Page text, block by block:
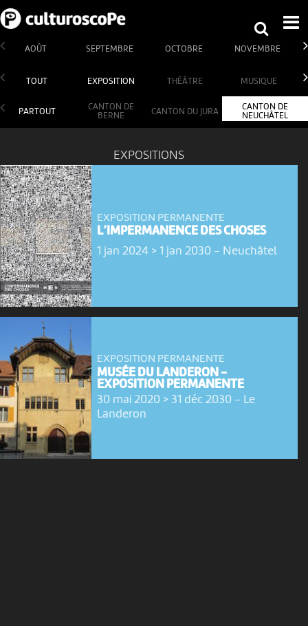
AOÛT SEPTEMBRE OCTOBRE NOVEMBRE
TOUT EXPOSITION THÉÂTRE MUSIQUE
PARTOUT
CANTON DE
BERNE
CANTON DU JURA
CANTON DE
NEUCHÂTEL
EXPOSITIONS
EXPOSITION PERMANENTE
L’IMPERMANENCE DES CHOSES
1 jan 2024 > 1 jan 2030- Neuchâtel
EXPOSITION PERMANENTE
MUSÉE DU LANDERON -
EXPOSITION PERMANENTE
30 mai 2020 > 31 déc 2030- Le
Landeron